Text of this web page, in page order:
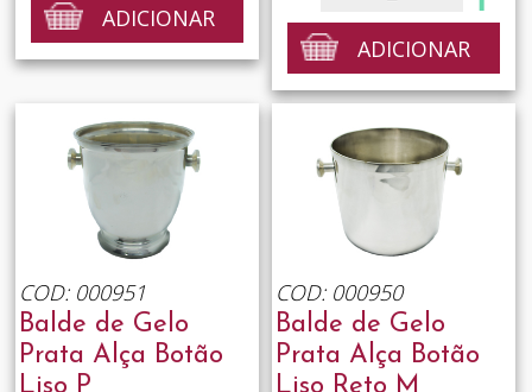
ADICIONAR
ADICIONAR
COD: 000951
Balde de Gelo
Prata Alça Botão
COD: 000950
Balde de Gelo
Prata Alça Botão